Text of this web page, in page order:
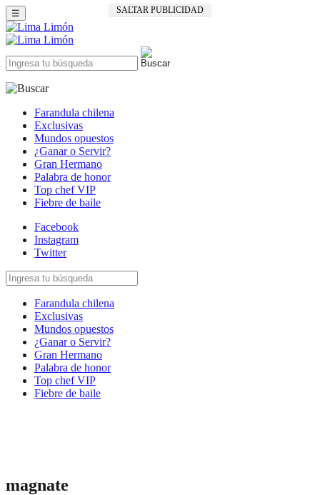
SALTAR PUBLICIDAD
☰
Farandula chilena
Exclusivas
Mundos opuestos
¿Ganar o Servir?
Gran Hermano
Palabra de honor
Top chef VIP
Fiebre de baile
Facebook
Instagram
Twitter
Farandula chilena
Exclusivas
Mundos opuestos
¿Ganar o Servir?
Gran Hermano
Palabra de honor
Top chef VIP
Fiebre de baile
magnate